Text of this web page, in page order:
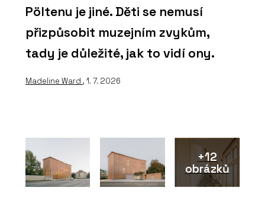
Pöltenu je jiné. Děti se nemusí
přizpůsobit muzejním zvykům,
tady je důležité, jak to vidí ony.
Madeline Ward , 1. 7. 2026
+12
obrázků